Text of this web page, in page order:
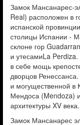
Замок Мансанарес-
Real) расположен в
испанской
столицы Испании -
склоне гор
и утесамиLa
в себе мощь
дворцов
и могущественной в
Мендоса (Mendoza)
архитектуры XV века.
Замок Мансанарес